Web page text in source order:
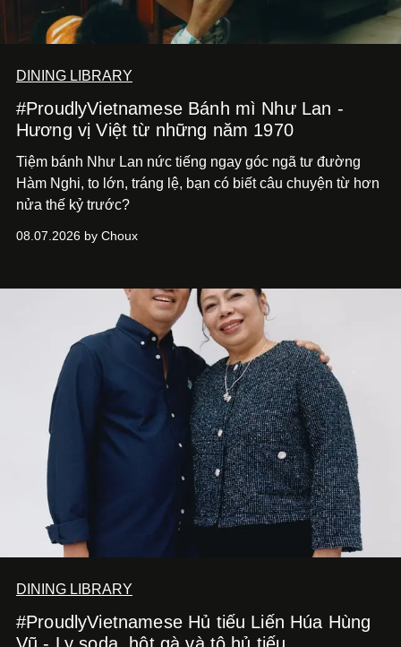
DINING LIBRARY
#ProudlyVietnamese Bánh mì Như Lan -
Hương vị Việt từ những năm 1970
Tiệm bánh Như Lan nức tiếng ngay góc ngã tư đường
Hàm Nghi, to lớn, tráng lệ, bạn có biết câu chuyện từ hơn
nửa thế kỷ trước?
08.07.2026 by Choux
DINING LIBRARY
#ProudlyVietnamese Hủ tiếu Liến Húa Hùng